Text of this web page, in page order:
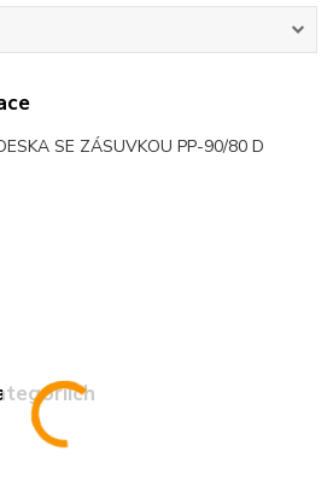
SE ZÁSUVKOU PP-90/80 D